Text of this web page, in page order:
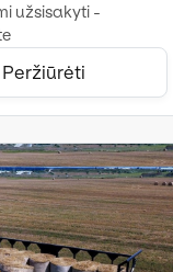
užsisakyti -
Peržiūrėti